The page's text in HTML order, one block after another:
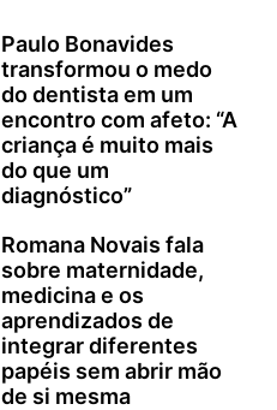
Paulo Bonavides
transformou o medo
do dentista em um
encontro com afeto: “A
criança é muito mais
do que um
diagnóstico”
Romana Novais fala
sobre maternidade,
medicina e os
aprendizados de
integrar diferentes
papéis sem abrir mão
de si mesma